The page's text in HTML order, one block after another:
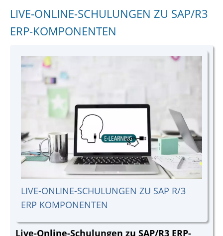
LIVE-ONLINE-SCHULUNGEN ZU SAP/R3
ERP-KOMPONENTEN
LIVE-ONLINE-SCHULUNGEN ZU SAP R/3
ERP KOMPONENTEN
Live-Online-Schulungen zu SAP/R3 ERP-